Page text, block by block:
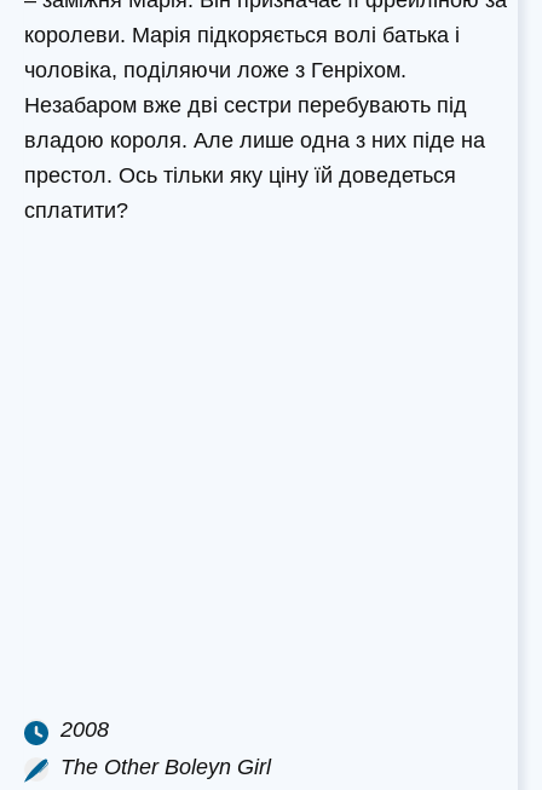
королеви. Марія підкоряється волі батька і
чоловіка, поділяючи ложе з Генріхом.
Незабаром вже дві сестри перебувають під
владою короля. Але лише одна з них піде на
престол. Ось тільки яку ціну їй доведеться
сплатити?
2008
The Other Boleyn Girl